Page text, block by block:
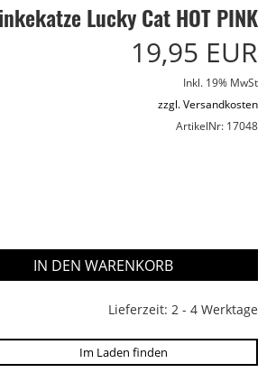
Lucky Cat HOT PINK
19,95 EUR
Inkl. 19% MwSt
zzgl. Versandkosten
ArtikelNr: 17048
Lieferzeit: 2 - 4 Werktage
Im Laden finden